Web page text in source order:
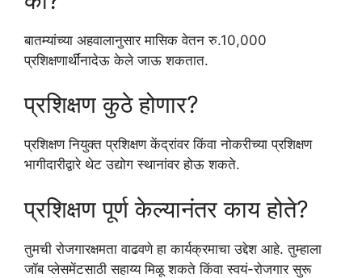
बातम्यांच्या अहवालानुसार मासिक वेतन रु.10,000
प्रशिक्षणार्थींनादेऊ केले जाऊ शकतात.
प्रशिक्षण कुठे होणार?
प्रशिक्षण नियुक्त प्रशिक्षण केंद्रांवर किंवा नोकरीच्या प्रशिक्षण
भागीदारीद्वारे थेट उद्योग स्थानांवर होऊ शकते.
प्रशिक्षण पूर्ण केल्यानंतर काय होते?
तुमची रोजगारक्षमता वाढवणे हा कार्यक्रमाचा उद्देश आहे. तुम्हाला
जॉब प्लेसमेंटसाठी सहाय्य मिळू शकते किंवा स्वयं-रोजगार सुरू